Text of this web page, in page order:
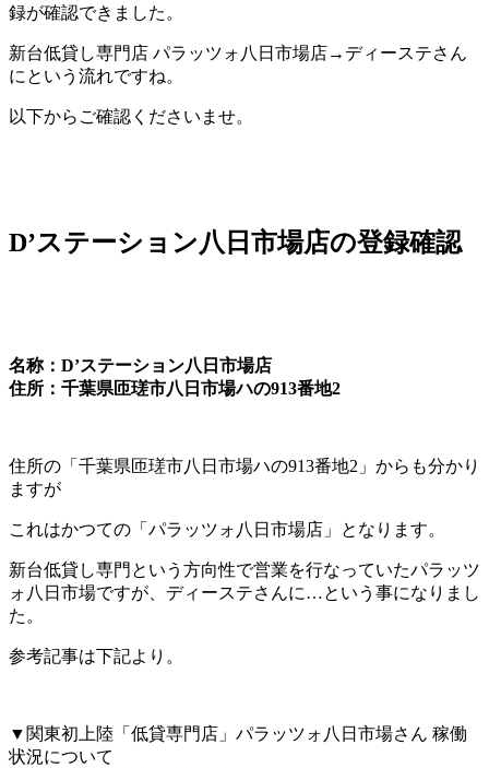
録が確認できました。
新台低貸し専門店 パラッツォ八日市場店→ディーステさん
にという流れですね。
以下からご確認くださいませ。
D’ステーション八日市場店の登録確認
名称：D’ステーション八日市場店
住所：千葉県匝瑳市八日市場ハの913番地2
住所の「千葉県匝瑳市八日市場ハの913番地2」からも分かり
ますが
これはかつての「パラッツォ八日市場店」となります。
新台低貸し専門という方向性で営業を行なっていたパラッツ
ォ八日市場ですが、ディーステさんに…という事になりまし
た。
参考記事は下記より。
▼関東初上陸「低貸専門店」パラッツォ八日市場さん 稼働
状況について